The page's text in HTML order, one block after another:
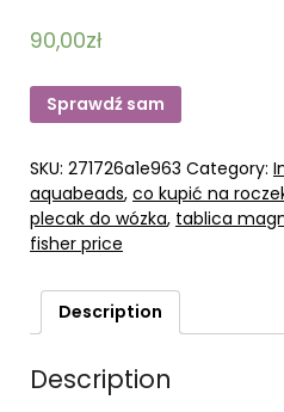
90,00zł
Sprawdź sam
SKU: 271726a1e963 Category:
aquabeads, co kupić na
plecak do wózka, tablica
fisher price
Description
Description